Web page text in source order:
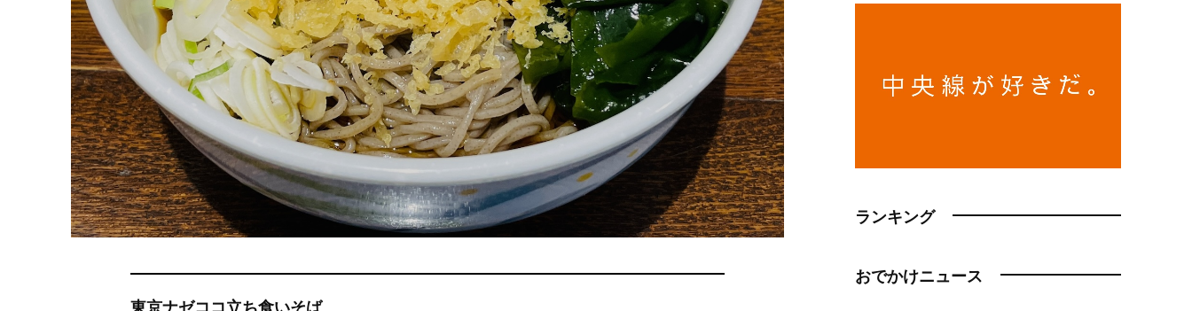
ランキング
おでかけニュース